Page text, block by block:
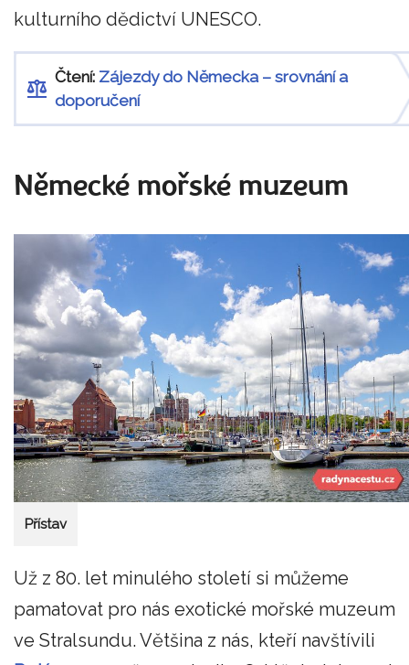
kulturního dědictví UNESCO.
Čtení: Zájezdy do Německa – srovnání a
doporučení
Německé mořské muzeum
Přístav
Už z 80. let minulého století si můžeme
pamatovat pro nás exotické mořské muzeum
ve Stralsundu. Většina z nás, kteří navštívili